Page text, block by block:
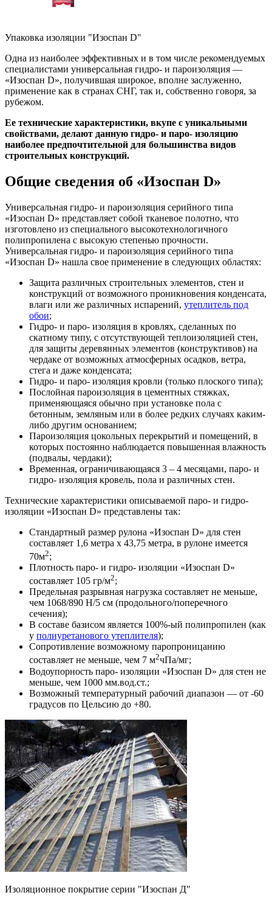
Упаковка изоляции "Изоспан D"
Одна из наиболее эффективных и в том числе рекомендуемых
специалистами универсальная гидро- и пароизоляция —
«Изоспан D», получившая широкое, вполне заслуженно,
применение как в странах СНГ, так и, собственно говоря, за
рубежом.
Ее технические характеристики, вкупе с уникальными
свойствами, делают данную гидро- и паро- изоляцию
наиболее предпочтительной для большинства видов
строительных конструкций.
Общие сведения об «Изоспан D»
Универсальная гидро- и пароизоляция серийного типа
«Изоспан D» представляет собой тканевое полотно, что
изготовлено из специального высокотехнологичного
полипропилена с высокую степенью прочности.
Универсальная гидро- и пароизоляция серийного типа
«Изоспан D» нашла свое применение в следующих областях:
Защита различных строительных элементов, стен и
конструкций от возможного проникновения конденсата,
влаги или же различных испарений, утеплитель под
обои;
Гидро- и паро- изоляция в кровлях, сделанных по
скатному типу, с отсутствующей теплоизоляцией стен,
для защиты деревянных элементов (конструктивов) на
чердаке от возможных атмосферных осадков, ветра,
стега и даже конденсата;
Гидро- и паро- изоляция кровли (только плоского типа);
Послойная пароизоляция в цементных стяжках,
применяющаяся обычно при установке пола с
бетонным, земляным или в более редких случаях каким-
либо другим основанием;
Пароизоляция цокольных перекрытий и помещений, в
которых постоянно наблюдается повышенная влажность
(подвалы, чердаки);
Временная, ограничивающаяся 3 – 4 месяцами, паро- и
гидро- изоляция кровель, пола и различных стен.
Технические характеристики описываемой паро- и гидро-
изоляции «Изоспан D» представлены так:
Стандартный размер рулона «Изоспан D» для стен
составляет 1,6 метра х 43,75 метра, в рулоне имеется
70м2;
Плотность паро- и гидро- изоляции «Изоспан D»
составляет 105 гр/м2;
Предельная разрывная нагрузка составляет не меньше,
чем 1068/890 Н/5 см (продольного/поперечного
сечения);
В составе базисом является 100%-ый полипропилен (как
у полиуретанового утеплителя);
Сопротивление возможному паропроницанию
составляет не меньше, чем 7 м2чПа/мг;
Водоупорность паро- изоляции «Изоспан D» для стен не
меньше, чем 1000 мм.вод.ст.;
Возможный температурный рабочий диапазон — от -60
градусов по Цельсию до +80.
Изоляционное покрытие серии "Изоспан Д"